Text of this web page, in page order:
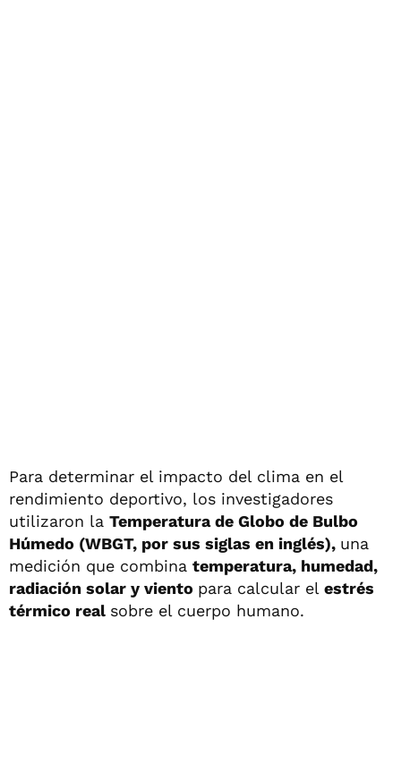
Para determinar el impacto del clima en el
rendimiento deportivo, los investigadores
utilizaron la Temperatura de Globo de Bulbo
Húmedo (WBGT, por sus siglas en inglés), una
medición que combina temperatura, humedad,
radiación solar y viento para calcular el estrés
térmico real sobre el cuerpo humano.